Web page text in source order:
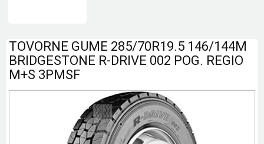
TOVORNE GUME 285/70R19.5 146/144M
BRIDGESTONE R-DRIVE 002 POG. REGIO
M+S 3PMSF